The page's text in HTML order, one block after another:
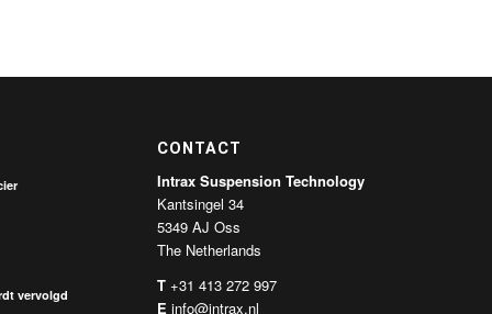
vervolgd
CONTACT
Intrax Suspension Technology
Kantsingel 34
5349 AJ Oss
The Netherlands
T +31 413 272 997
E info@intrax.nl